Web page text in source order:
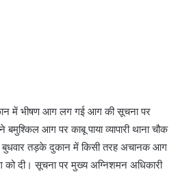
में भीषण आग लग गई आग की सूचना पर
आग पर काबू पाया व्यापारी थाना चौक
बुधवार तड़के दुकान में किसी तरह अचानक आग
को दी। सूचना पर मुख्य अग्निशमन अधिकारी